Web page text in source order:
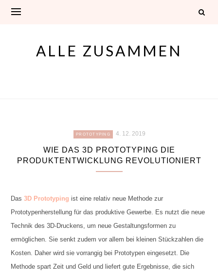
ALLE ZUSAMMEN
PROTOTYPING 4. 12. 2019
WIE DAS 3D PROTOTYPING DIE
PRODUKTENTWICKLUNG REVOLUTIONIERT
Das 3D Prototyping ist eine relativ neue Methode zur
Prototypenherstellung für das produktive Gewerbe. Es nutzt die neue
Technik des 3D-Druckens, um neue Gestaltungsformen zu
ermöglichen. Sie senkt zudem vor allem bei kleinen Stückzahlen die
Kosten. Daher wird sie vorrangig bei Prototypen eingesetzt. Die
Methode spart Zeit und Geld und liefert gute Ergebnisse, die sich